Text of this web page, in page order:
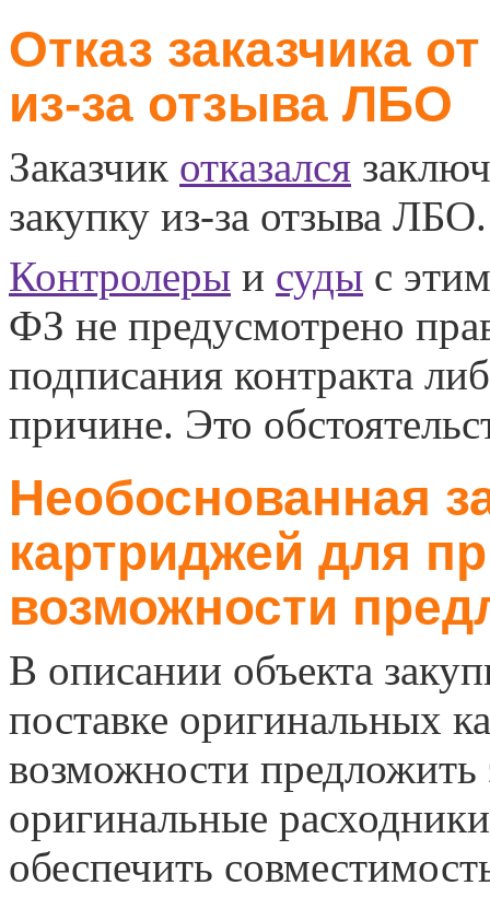
Отказ заказчика
из-за отзыва ЛБО
Заказчик отказался
закупку из-за отзыва ЛБО.
Контролеры и суды с
ФЗ не предусмотрено
подписания контракта
причине. Это
Необоснованная
картриджей для
возможности
В описании объекта
поставке оригинальных
возможности предложить
оригинальные
обеспечить